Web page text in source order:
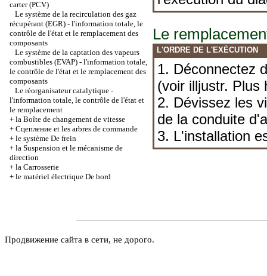
carter (PCV)
Le système de la recirculation des gaz
récupérant (EGR) - l'information totale, le
contrôle de l'état et le remplacement des
composants
Le système de la captation des vapeurs
combustibles (EVAP) - l'information totale,
le contrôle de l'état et le remplacement des
composants
Le réorganisateur catalytique -
l'information totale, le contrôle de l'état et
le remplacement
+ la Boîte de changement de vitesse
+ Cцепление et les arbres de commande
+ le système De frein
+ la Suspension et le mécanisme de
direction
+ la Carrosserie
+ le matériel électrique De bord
Le
L'ORDRE DE L'EXÉCUTION
1. Déconnectez
(voir illjustr. Plus
2. Dévissez les
de la conduite
3. L'installation
Продвижение сайта в сети, не дорого.